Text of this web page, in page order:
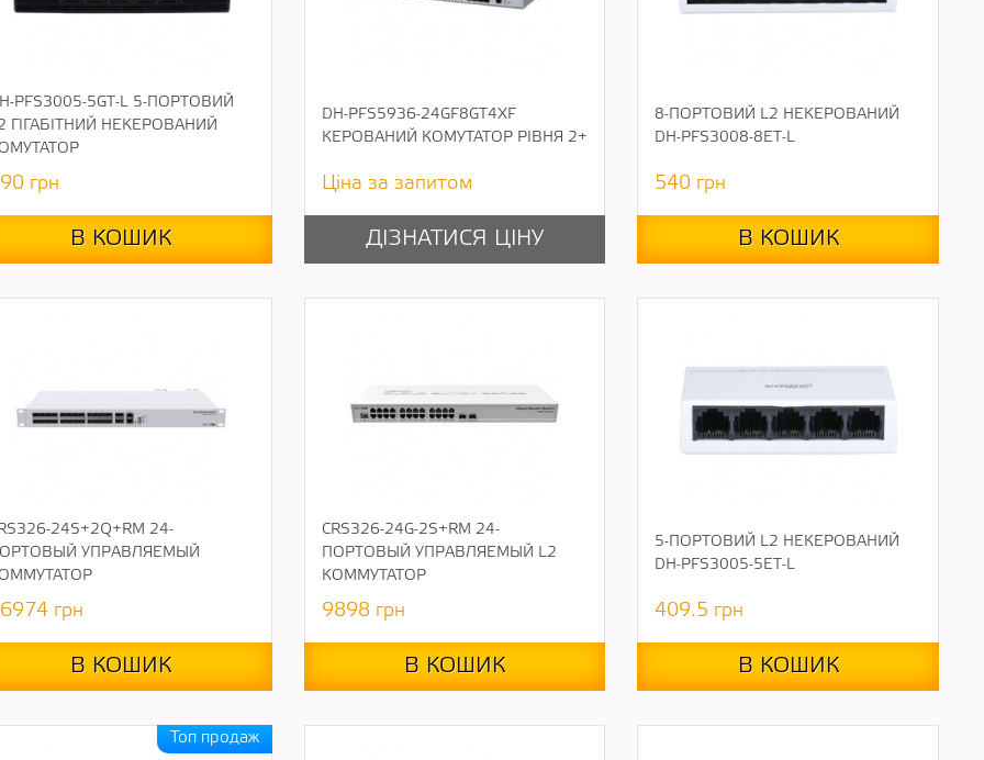
PFS3005-5GT-L 5-ПОРТОВИЙ
ГІГАБІТНИЙ НЕКЕРОВАНИЙ
грн
В КОШИК
DH-PFS5936-24GF8GT4XF
КЕРОВАНИЙ КОМУТАТОР РІВНЯ 2+
Ціна за запитом
ДІЗНАТИСЯ ЦІНУ
8-ПОРТОВИЙ L2 НЕКЕРОВАНИЙ
DH-PFS3008-8ET-L
540 грн
В КОШИК
24S+2Q+RM 24-
УПРАВЛЯЕМЫЙ
грн
В КОШИК
CRS326-24G-2S+RM 24-
ПОРТОВЫЙ УПРАВЛЯЕМЫЙ L2
КОММУТАТОР
9898 грн
В КОШИК
5-ПОРТОВИЙ L2 НЕКЕРОВАНИЙ
DH-PFS3005-5ET-L
409.5 грн
В КОШИК